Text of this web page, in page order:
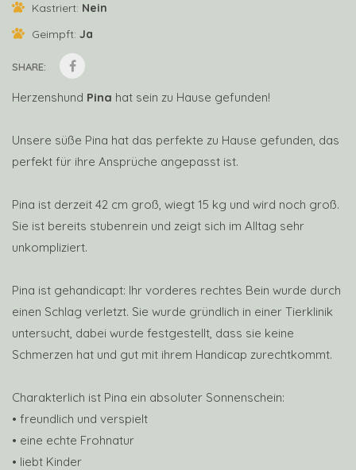
Kastriert: Nein
Geimpft: Ja
SHARE:
Herzenshund Pina hat sein zu Hause gefunden!
Unsere süße Pina hat das perfekte zu Hause gefunden, das
perfekt für ihre Ansprüche angepasst ist.
Pina ist derzeit 42 cm groß, wiegt 15 kg und wird noch groß.
Sie ist bereits stubenrein und zeigt sich im Alltag sehr
unkompliziert.
Pina ist gehandicapt: Ihr vorderes rechtes Bein wurde durch
einen Schlag verletzt. Sie wurde gründlich in einer Tierklinik
untersucht, dabei wurde festgestellt, dass sie keine
Schmerzen hat und gut mit ihrem Handicap zurechtkommt.
Charakterlich ist Pina ein absoluter Sonnenschein:
• freundlich und verspielt
• eine echte Frohnatur
• liebt Kinder